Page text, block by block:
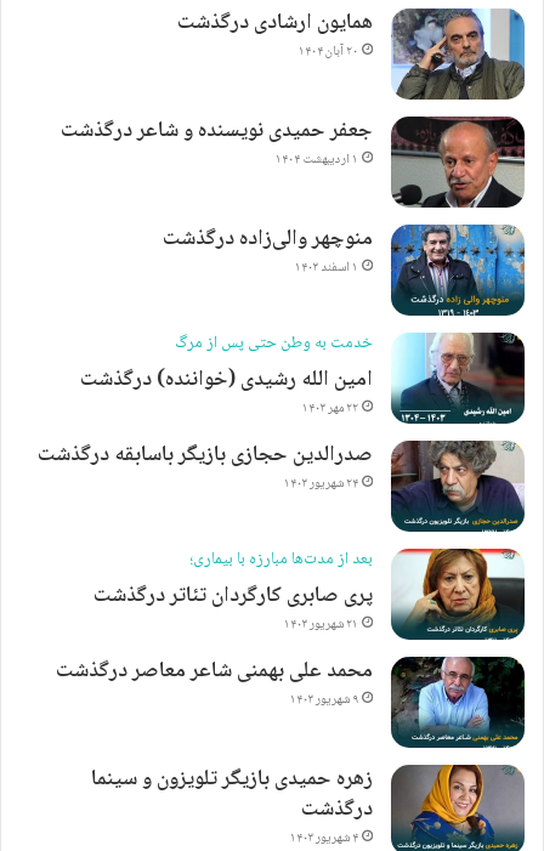
همایون ارشادی درگذشت
۲۰ آبان ۱۴۰۴
جعفر حمیدی نویسنده و شاعر درگذشت
۱ اردیبهشت ۱۴۰۴
منوچهر والی‌زاده درگذشت
۱ اسفند ۱۴۰۳
خدمت به وطن حتی پس از مرگ
امین الله رشیدی (خواننده) درگذشت
۲۲ مهر ۱۴۰۳
صدرالدین حجازی بازیگر باسابقه درگذشت
۲۴ شهریور ۱۴۰۳
بعد از مدت‌ها مبارزه با بیماری؛
پری صابری کارگردان تئاتر درگذشت
۲۱ شهریور ۱۴۰۳
محمد علی بهمنی شاعر معاصر درگذشت
۹ شهریور ۱۴۰۳
زهره حمیدی بازیگر تلویزون و سینما
درگذشت
۴ شهریور ۱۴۰۳